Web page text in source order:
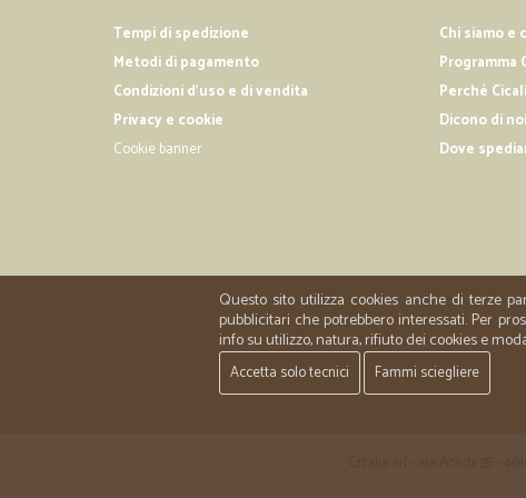
Tempi di spedizione
Metodi di pagamento
Condizioni d'uso e di vendita
Privacy e cookie
Cookie banner
Chi siamo e
Programma
Perché
Dicono di noi
Dove
Questo sito utilizza cookies anche di terze
pubblicitari che potrebbero interessati. Per
info su utilizzo, natura, rifiuto dei cookies e
Accetta solo tecnici Fammi sciegliere